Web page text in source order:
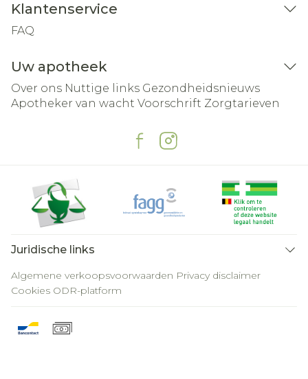
Klantenservice
FAQ
Uw apotheek
Over ons Nuttige links Gezondheidsnieuws
Apotheker van wacht Voorschrift Zorgtarieven
Juridische links
Algemene verkoopsvoorwaarden Privacy disclaimer
Cookies ODR-platform